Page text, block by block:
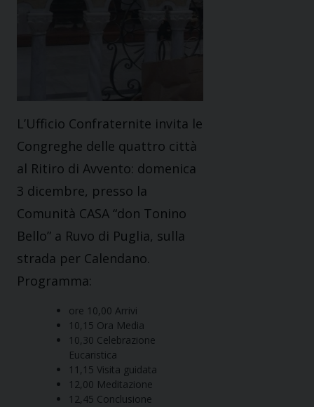
L’Ufficio Confraternite invita le
Congreghe delle quattro città
al Ritiro di Avvento: domenica
3 dicembre, presso la
Comunità CASA “don Tonino
Bello” a Ruvo di Puglia, sulla
strada per Calendano.
Programma:
ore 10,00 Arrivi
10,15 Ora Media
10,30 Celebrazione
Eucaristica
11,15 Visita guidata
12,00 Meditazione
12,45 Conclusione